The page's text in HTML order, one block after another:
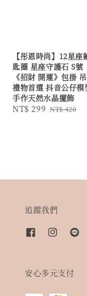
【彤恩時尚】12星座
匙圈 星座守護石 S號
《招財 開運》包掛
禮物首選 抖音公仔模
手作天然水晶擺飾
Sale
NT$ 299 Regular
NT$ 420
追蹤我們
安心多元支付